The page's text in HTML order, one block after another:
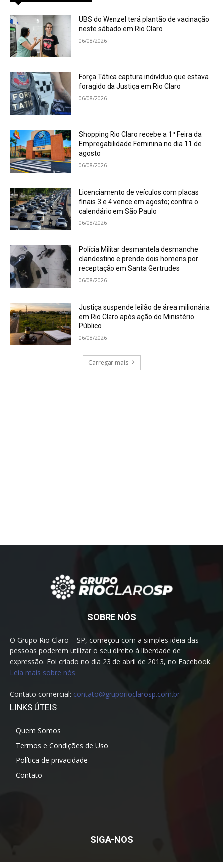
UBS do Wenzel terá plantão de vacinação
neste sábado em Rio Claro
06/08/2026
Força Tática captura indivíduo que estava
foragido da Justiça em Rio Claro
06/08/2026
Shopping Rio Claro recebe a 1ª Feira da
Empregabilidade Feminina no dia 11 de
agosto
06/08/2026
Licenciamento de veículos com placas
finais 3 e 4 vence em agosto; confira o
calendário em São Paulo
06/08/2026
Polícia Militar desmantela desmanche
clandestino e prende dois homens por
receptação em Santa Gertrudes
06/08/2026
Justiça suspende leilão de área milionária
em Rio Claro após ação do Ministério
Público
06/08/2026
Carregar mais
SOBRE NÓS
O Grupo Rio Claro – SP, começou com a simples ideia das
pessoas poderem utilizar o seu direito à liberdade de
expressão. Foi criado no dia 23 de abril de 2013, no Facebook.
Leia mais sobre nós
Contato comercial: contato@gruporioclarosp.com.br
LINKS ÚTEIS
Quem Somos
Termos e Condições de Uso
Política de privacidade
Contato
SIGA-NOS